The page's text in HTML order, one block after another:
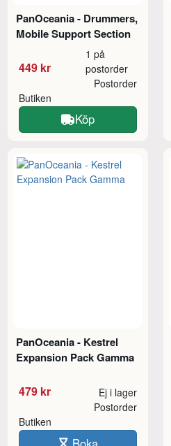
PanOceania - Drummers,
Mobile Support Section
449 kr
1 på
postorder
Butiken
Postorder
Köp
PanOceania - Kestrel
Expansion Pack Gamma
479 kr Ej i lager
Butiken
Postorder